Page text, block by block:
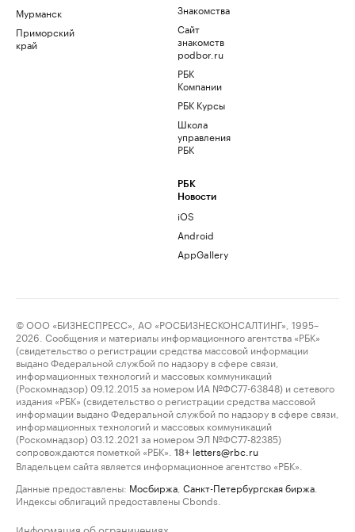
Мурманск
Приморский
край
Знакомства
Сайт
знакомств
podbor.ru
РБК
Компании
РБК Курсы
Школа
управления
РБК
РБК
Новости
iOS
Android
AppGallery
© ООО «БИЗНЕСПРЕСС», АО «РОСБИЗНЕСКОНСАЛТИНГ», 1995–
2026. Сообщения и материалы информационного агентства «РБК»
(свидетельство о регистрации средства массовой информации
выдано Федеральной службой по надзору в сфере связи,
информационных технологий и массовых коммуникаций
(Роскомнадзор) 09.12.2015 за номером ИА №ФС77-63848) и сетевого
издания «РБК» (свидетельство о регистрации средства массовой
информации выдано Федеральной службой по надзору в сфере связи,
информационных технологий и массовых коммуникаций
(Роскомнадзор) 03.12.2021 за номером ЭЛ №ФС77-82385)
сопровождаются пометкой «РБК».
18+ letters@rbc.ru
Владельцем сайта является информационное агентство «РБК».
Данные предоставлены: Мосбиржа Санкт-Петербургская биржа
Индексы облигаций предоставлены Cbonds.